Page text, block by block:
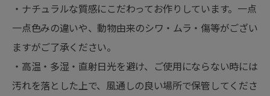
・ナチュラルな質感にこだわってお作りしています。一点
一点色みの違いや、動物由来のシワ・ムラ・傷等がござい
ますがご了承ください。
・高温・多湿・直射日光を避け、ご使用にならない時には
汚れを落とした上で、風通しの良い場所で保管してくださ